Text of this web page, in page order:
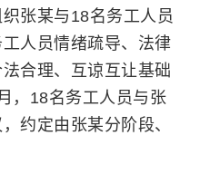
张某与18名务工人员
人员情绪疏导、法律
合理、互谅互让基础
，18名务工人员与张
约定由张某分阶段、